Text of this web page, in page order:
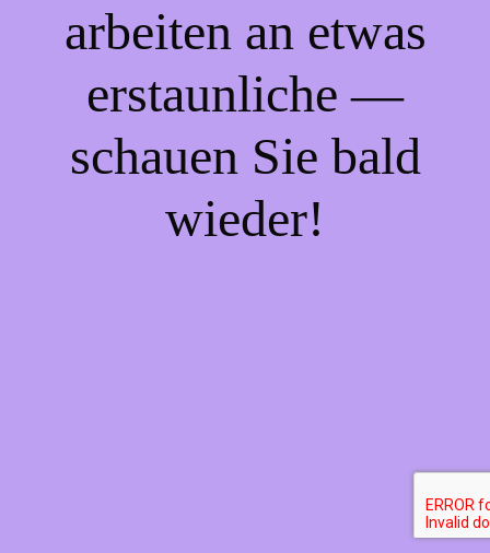
arbeiten an etwas
erstaunliche —
schauen Sie bald
wieder!